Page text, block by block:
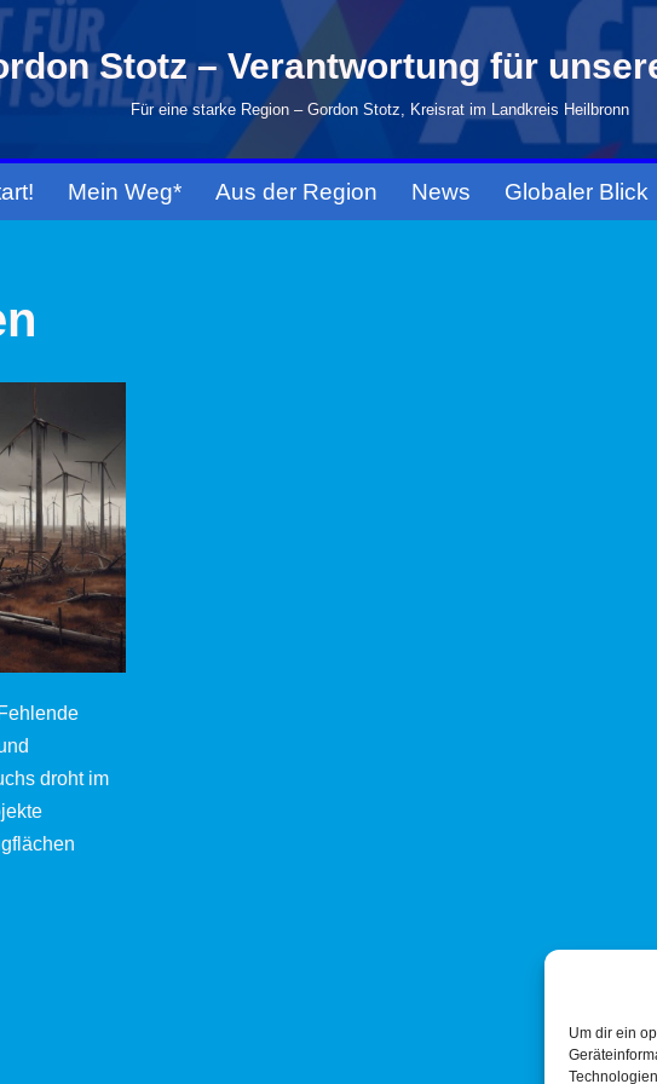
Um dir ein
Stotz – Verantwortung für
Für eine starke Region – Gordon Stotz, Kreisrat im Landkreis Heilbronn
Mein Weg* Aus der Region News Globaler Blick
droht im